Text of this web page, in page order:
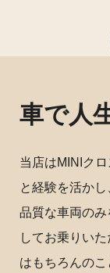
車で人
当店はMINIク
と経験を活か
品質な車両の
してお乗りい
はもちろんの